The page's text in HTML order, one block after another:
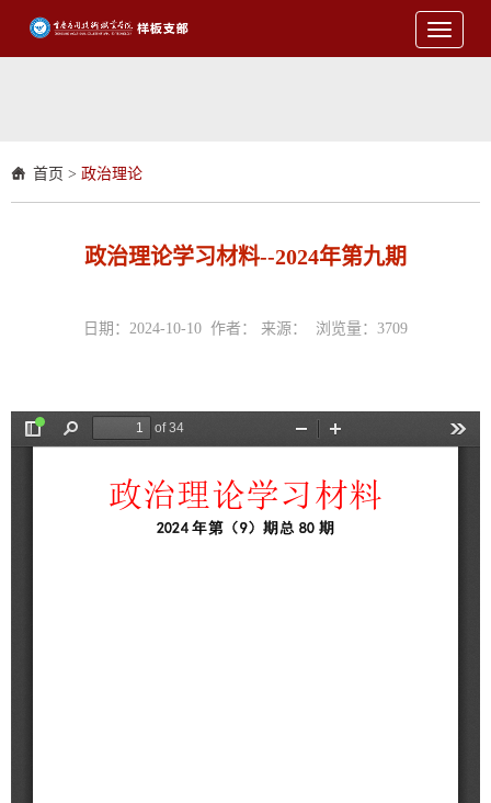
Toggle
首页 > 政治理论
政治理论学习材料--2024年第九期
日期：2024-10-10 作者： 来源： 浏览量： 3709